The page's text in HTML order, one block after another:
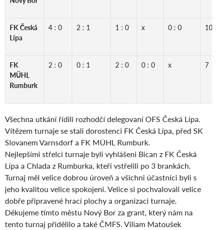
FK Česká
Lípa
4 : 0 2 : 1 1 : 0 x 0 : 0 10
FK
MÜHL
Rumburk
2 : 0 0 : 1 2 : 0 0 : 0 x 7
Všechna utkání řídili rozhodčí delegovaní OFS Česká Lípa.
Vítězem turnaje se stali dorostenci FK Česká Lípa, před SK
Slovanem Varnsdorf a FK MÜHL Rumburk.
Nejlepšími střelci turnaje byli vyhlášeni Bican z FK Česká
Lípa a Chlada z Rumburka, kteří vstřelili po 3 brankách.
Turnaj měl velice dobrou úroveň a všichni účastníci byli s
jeho kvalitou velice spokojeni. Velice si pochvalovali velice
dobře připravené hrací plochy a organizaci turnaje.
Děkujeme tímto městu Nový Bor za grant, který nám na
tento turnaj přidělilo a také ČMFS. Viliam Matoušek